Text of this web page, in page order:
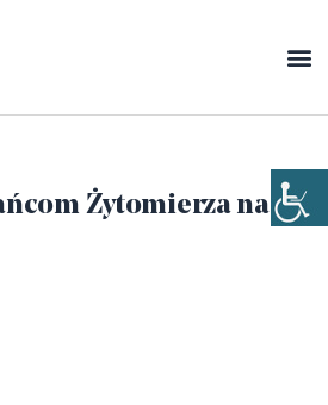
Żytomierza na